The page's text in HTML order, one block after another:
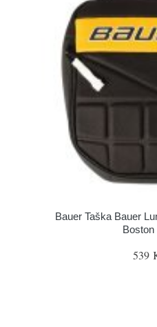
Bauer Taška Bauer
Boston
539